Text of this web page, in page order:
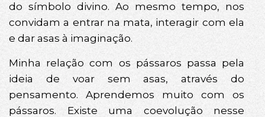
do símbolo divino. Ao mesmo tempo, nos
convidam a entrar na mata, interagir com ela
e dar asas à imaginação.
Minha relação com os pássaros passa pela
ideia de voar sem asas, através do
pensamento. Aprendemos muito com os
pássaros. Existe uma coevolução nesse